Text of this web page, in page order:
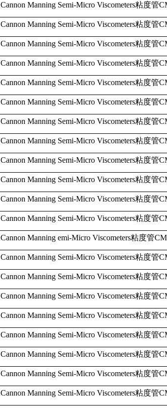
Cannon Manning Semi-Micro Viscometers粘度管
Cannon Manning Semi-Micro Viscometers粘度管
Cannon Manning Semi-Micro Viscometers粘度管
Cannon Manning Semi-Micro Viscometers粘度管
Cannon Manning Semi-Micro Viscometers粘度管
Cannon Manning Semi-Micro Viscometers粘度管
Cannon Manning Semi-Micro Viscometers粘度管
Cannon Manning Semi-Micro Viscometers粘度管
Cannon Manning Semi-Micro Viscometers粘度管
Cannon Manning Semi-Micro Viscometers粘度管
Cannon Manning Semi-Micro Viscometers粘度管
Cannon Manning Semi-Micro Viscometers粘度管
Cannon Manning emi-Micro Viscometers粘度管
Cannon Manning Semi-Micro Viscometers粘度管
Cannon Manning Semi-Micro Viscometers粘度管
Cannon Manning Semi-Micro Viscometers粘度管
Cannon Manning Semi-Micro Viscometers粘度管
Cannon Manning Semi-Micro Viscometers粘度管
Cannon Manning Semi-Micro Viscometers粘度管
Cannon Manning Semi-Micro Viscometers粘度管
Cannon Manning Semi-Micro Viscometers粘度管